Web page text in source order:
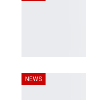
NEWS